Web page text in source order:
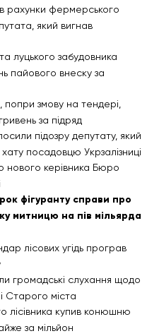
рахунки фермерського
який вигнав
луцького забудовника
пайового внеску за
попри змову на тендері,
за підряд
підозру депутату, який
посадовцю Укрзалізниці
нового керівника Бюро
фігуранту справи про
митницю на пів мільярда
лісових угідь програв
громадські слухання щодо
Старого міста
лісівника купив конюшню
за мільйон